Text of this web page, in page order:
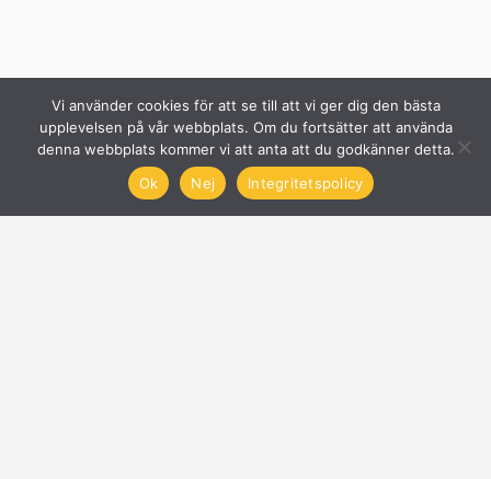
Vi använder cookies för att se till att vi ger dig den bästa
upplevelsen på vår webbplats. Om du fortsätter att använda
denna webbplats kommer vi att anta att du godkänner detta.
Ok
Nej Integritetspolicy